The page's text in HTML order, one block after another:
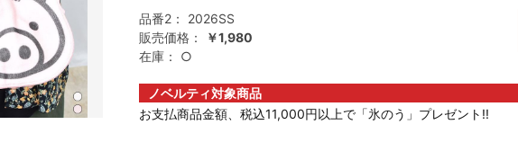
品番2：
2026SS
販売価格：
￥1,980
在庫：
○
ノベルティ対象商品
お支払商品金額、税込11,000円以上で「氷のう」プレゼント!!